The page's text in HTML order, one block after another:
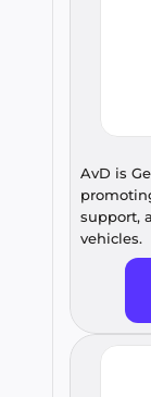
AvD is
support,
vehicles.